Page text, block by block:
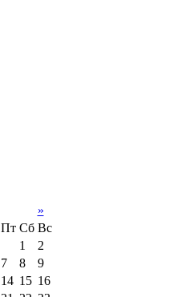
»
Пт Сб Вс
1
2
7 8
9
14 15 16